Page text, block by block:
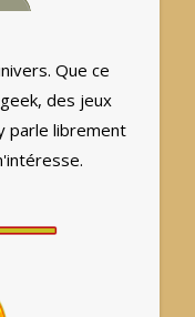
Que ce
des jeux
parle librement